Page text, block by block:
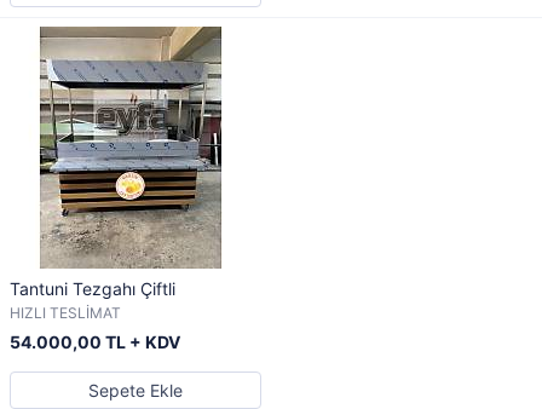
Tantuni Tezgahı Çiftli
HIZLI TESLİMAT
54.000,00 TL + KDV
Sepete Ekle